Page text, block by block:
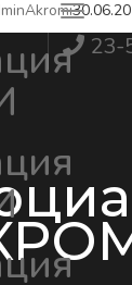
23-